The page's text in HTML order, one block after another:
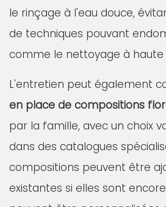
le rinçage à l'eau douce,
de techniques pouvant
comme le nettoyage à haute
L'entretien peut également
en place de compositions
par la famille, avec un choix
dans des catalogues
compositions peuvent être
existantes si elles sont